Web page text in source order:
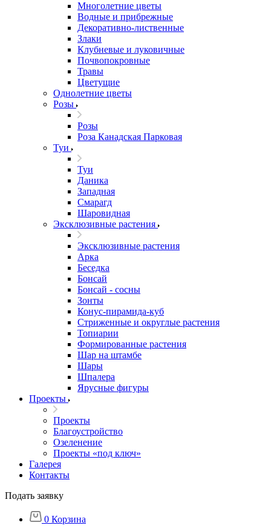
Многолетние цветы
Водные и прибрежные
Декоративно-лиственные
Злаки
Клубневые и луковичные
Почвопокровные
Травы
Цветущие
Однолетние цветы
Розы
Розы
Роза Канадская Парковая
Туи
Туи
Даника
Западная
Смарагд
Шаровидная
Эксклюзивные растения
Эксклюзивные растения
Арка
Беседка
Бонсай
Бонсай - сосны
Зонты
Конус-пирамида-куб
Стриженные и округлые растения
Топиарии
Формированные растения
Шар на штамбе
Шары
Шпалера
Ярусные фигуры
Проекты
Проекты
Благоустройство
Озеленение
Проекты «под ключ»
Галерея
Контакты
Подать заявку
0 Корзина